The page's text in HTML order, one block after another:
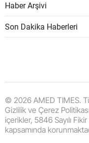
Haber Arşivi
Son Dakika Haberleri
© 2026 AMED TIMES.
Gizlilik ve Çerez
içerikler, 5846 Sayılı
kapsamında